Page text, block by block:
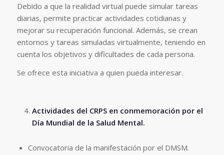
Debido a que la realidad virtual puede simular tareas
diarias, permite practicar actividades cotidianas y
mejorar su recuperación funcional. Además, se crean
entornos y tareas simuladas virtualmente, teniendo en
cuenta los objetivos y dificultades de cada persona.
Se ofrece esta iniciativa a quien pueda interesar.
Actividades del CRPS en conmemoración por el
Día Mundial de la Salud Mental.
Convocatoria de la manifestación por el DMSM.